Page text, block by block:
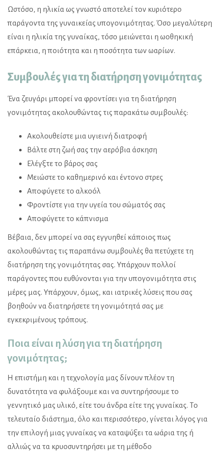
Ωστόσο, η ηλικία ως γνωστό αποτελεί τον κυριότερο
παράγοντα της γυναικείας υπογονιμότητας. Όσο μεγαλύτερη
είναι η ηλικία της γυναίκας, τόσο μειώνεται η ωοθηκική
επάρκεια, η ποιότητα και η ποσότητα των ωαρίων.
Συμβουλές για τη διατήρηση γονιμότητας
Ένα ζευγάρι μπορεί να φροντίσει για τη διατήρηση
γονιμότητας ακολουθώντας τις παρακάτω συμβουλές:
Ακολουθείστε μια υγιεινή διατροφή
Βάλτε στη ζωή σας την αερόβια άσκηση
Ελέγξτε το βάρος σας
Μειώστε το καθημερινό και έντονο στρες
Αποφύγετε το αλκοόλ
Φροντίστε για την υγεία του σώματός σας
Αποφύγετε το κάπνισμα
Βέβαια, δεν μπορεί να σας εγγυηθεί κάποιος πως
ακολουθώντας τις παραπάνω συμβουλές θα πετύχετε τη
διατήρηση της γονιμότητας σας. Υπάρχουν πολλοί
παράγοντες που ευθύνονται για την υπογονιμότητα στις
μέρες μας. Υπάρχουν, όμως, και ιατρικές λύσεις που σας
βοηθούν να διατηρήσετε τη γονιμότητά σας με
εγκεκριμένους τρόπους.
Ποια είναι η λύση για τη διατήρηση
γονιμότητας;
Η επιστήμη και η τεχνολογία μας δίνουν πλέον τη
δυνατότητα να φυλάξουμε και να συντηρήσουμε το
γεννητικό μας υλικό, είτε του άνδρα είτε της γυναίκας. Το
τελευταίο διάστημα, όλο και περισσότερο, γίνεται λόγος για
την επιλογή μιας γυναίκας να καταψύξει τα ωάρια της ή
αλλιώς να τα κρυοσυντηρήσει με τη μέθοδο